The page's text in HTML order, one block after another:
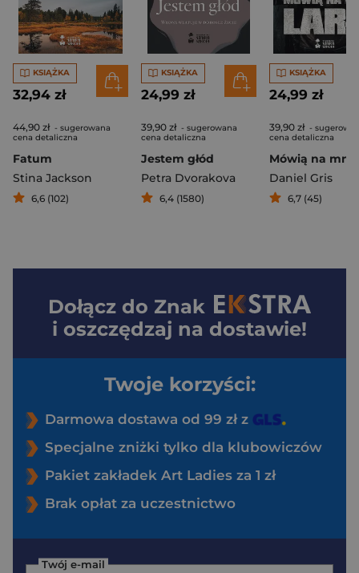
KSIĄŻKA
32,94 zł
44,90 zł - sugerowana
cena detaliczna
Fatum
Stina Jackson
6,6 (102)
KSIĄŻKA
24,99 zł
39,90 zł - sugerowana
cena detaliczna
Jestem głód
Petra Dvorakova
6,4 (1580)
KSIĄŻKA
24,99 zł
39,90 zł -
cena detaliczna
Daniel Gris
6,7 (45)
Dołącz do Znak
i oszczędzaj na dostawie!
Twoje korzyści:
Darmowa dostawa od 99 zł z
Specjalne zniżki tylko dla klubowiczów
Pakiet zakładek Art Ladies za 1 zł
Brak opłat za uczestnictwo
Twój e-mail